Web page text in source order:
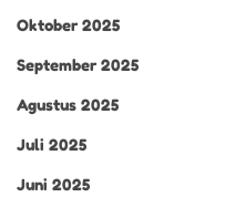
Oktober 2025
September 2025
Agustus 2025
Juli 2025
Juni 2025